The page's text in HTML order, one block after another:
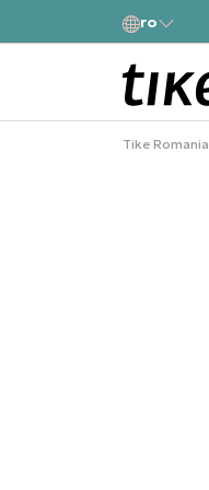
ro
Tike Romania